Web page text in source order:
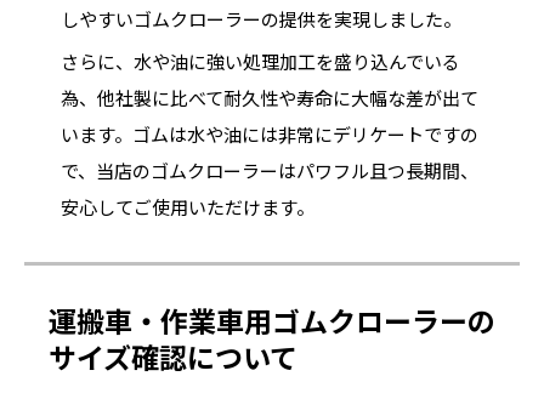
しやすいゴムクローラーの提供を実現しました。
さらに、水や油に強い処理加工を盛り込んでいる
為、他社製に比べて耐久性や寿命に大幅な差が出て
います。ゴムは水や油には非常にデリケートですの
で、当店のゴムクローラーはパワフル且つ長期間、
安心してご使用いただけます。
運搬車・作業車用ゴムクローラーの
サイズ確認について